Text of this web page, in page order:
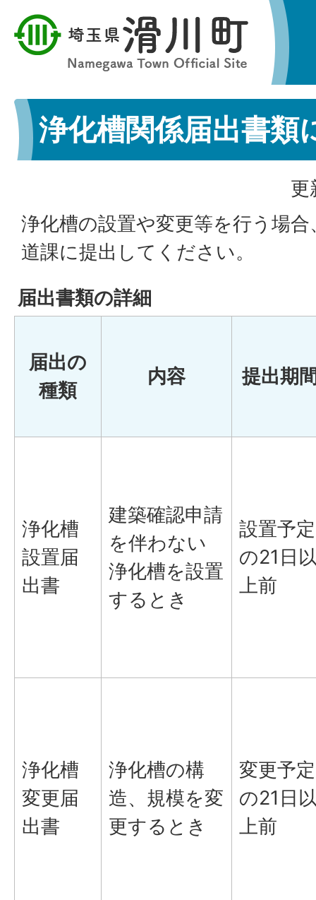
浄化槽関係届出書類
更
浄化槽の設置や変更等を行う場
道課に提出してください。
届出書類の詳細
届出の
種類
内容 提出期
浄化槽
設置届
出書
建築確認申請
を伴わない
浄化槽を設置
するとき
設置予定
の21日
上前
浄化槽
変更届
出書
浄化槽の構
造、規模を変
更するとき
変更予定
の21日
上前